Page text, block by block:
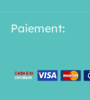
Paiement: